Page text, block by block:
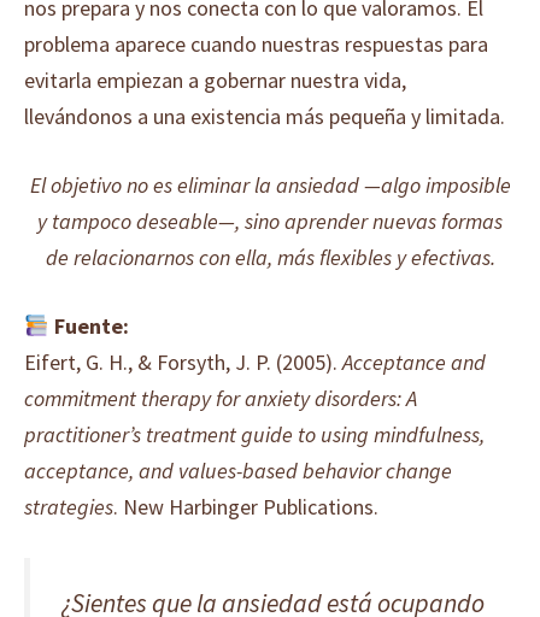
nos prepara y nos conecta con lo que valoramos. El
problema aparece cuando nuestras respuestas para
evitarla empiezan a gobernar nuestra vida,
llevándonos a una existencia más pequeña y limitada.
El objetivo no es eliminar la ansiedad —algo imposible
y tampoco deseable—, sino aprender nuevas formas
de relacionarnos con ella, más flexibles y efectivas.
Fuente:
Eifert, G. H., & Forsyth, J. P. (2005).Acceptance and
commitment therapy for anxiety disorders: A
practitioner’s treatment guide to using mindfulness,
acceptance, and values-based behavior change
strategies. New Harbinger Publications.
¿Sientes que la ansiedad está ocupando